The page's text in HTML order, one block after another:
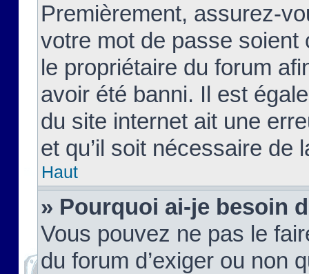
Premièrement, assurez-
votre mot de passe soient
le propriétaire du forum
avoir été banni. Il est
du site internet ait une
et qu’il soit nécessaire de
Haut
» Pourquoi ai-je besoin
Vous pouvez ne pas le
du forum d’exiger ou non